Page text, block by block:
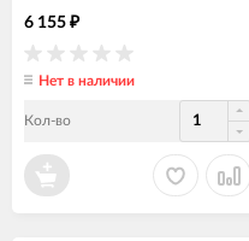
6 155 ₽
Нет в наличии
Кол-во